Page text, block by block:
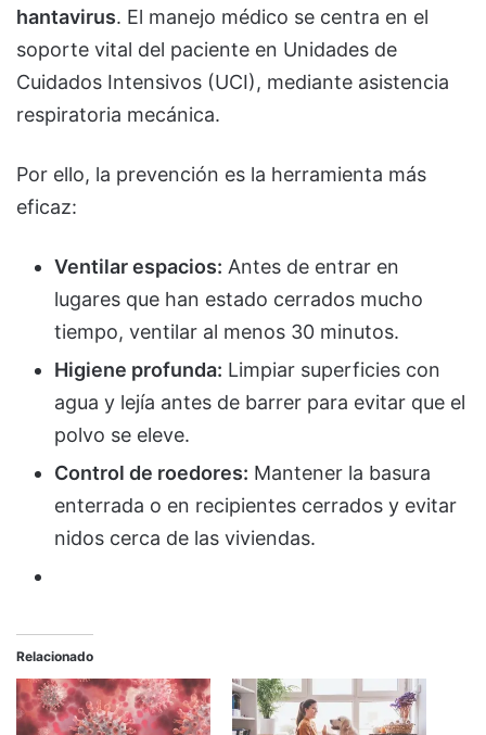
hantavirus. El manejo médico se centra en el
soporte vital del paciente en Unidades de
Cuidados Intensivos (UCI), mediante asistencia
respiratoria mecánica.
Por ello, la prevención es la herramienta más
eficaz:
Ventilar espacios: Antes de entrar en
lugares que han estado cerrados mucho
tiempo, ventilar al menos 30 minutos.
Higiene profunda: Limpiar superficies con
agua y lejía antes de barrer para evitar que el
polvo se eleve.
Control de roedores: Mantener la basura
enterrada o en recipientes cerrados y evitar
nidos cerca de las viviendas.
Relacionado